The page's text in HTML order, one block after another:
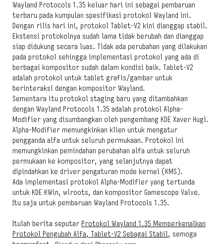
Wayland Protocols 1.35 keluar hari ini sebagai pembaruan
terbaru pada kumpulan spesifikasi protokol Wayland ini.
Dengan rilis hari ini, protokol Tablet-V2 kini dianggap stabil.
Ekstensi protokolnya sudah lama tidak berubah dan dianggap
siap didukung secara luas. Tidak ada perubahan yang dilakukan
pada protokol sehingga implementasi protokol yang ada di
berbagai kompositor sudah dalam kondisi baik. Tablet-V2
adalah protokol untuk tablet grafis/gambar untuk
berinteraksi dengan kompositor Wayland.
Sementara itu protokol staging baru yang ditambahkan
dengan Wayland Protocols 1.35 adalah protokol Alpha-
Modifier yang disumbangkan oleh pengembang KDE Xaver Hugl.
Alpha-Modifier memungkinkan klien untuk mengatur
pengganda alfa untuk seluruh permukaan. Protokol ini
memungkinkan pemindahan perubahan alfa untuk seluruh
permukaan ke kompositor, yang selanjutnya dapat
dipindahkan ke driver pengaturan mode kernel (KMS).
Ada implementasi protokol Alpha-Modifier yang tertunda
untuk KDE KWin, wlroots, dan kompositor Gamescope Valve.
Itu saja untuk pembaruan Wayland Protocols 1.35.
Itulah berita seputar Protokol Wayland 1.35 Memperkenalkan
Protokol Pengubah Alfa, Tablet-V2 Sebagai Stabil, semoga